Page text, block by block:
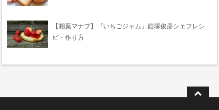
【相葉マナブ】『いちごジャム』鎧塚俊彦シェフレシ
ピ・作り方